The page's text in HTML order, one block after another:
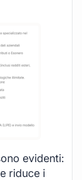
evidenti:
riduce i